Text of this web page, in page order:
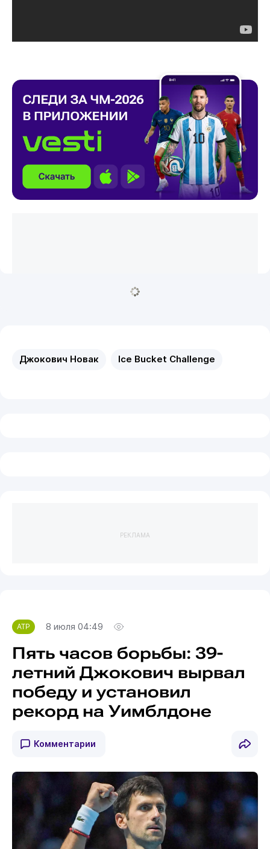
Джокович Новак Ice Bucket Challenge
РЕКЛАМА
ATP 8 июля 04:49
Пять часов борьбы: 39-
летний Джокович вырвал
победу и установил
рекорд на Уимблдоне
Комментарии